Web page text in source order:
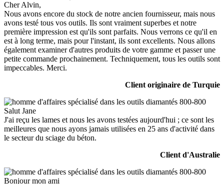
Cher Alvin,
Nous avons encore du stock de notre ancien fournisseur, mais nous
avons testé tous vos outils. Ils sont vraiment superbes et notre
première impression est qu'ils sont parfaits. Nous verrons ce qu'il en
est à long terme, mais pour l'instant, ils sont excellents. Nous allons
également examiner d'autres produits de votre gamme et passer une
petite commande prochainement. Techniquement, tous les outils sont
impeccables. Merci.
Client originaire de Turquie
Salut Jane
J'ai reçu les lames et nous les avons testées aujourd'hui ; ce sont les
meilleures que nous ayons jamais utilisées en 25 ans d'activité dans
le secteur du sciage du béton.
Client d'Australie
Bonjour mon ami